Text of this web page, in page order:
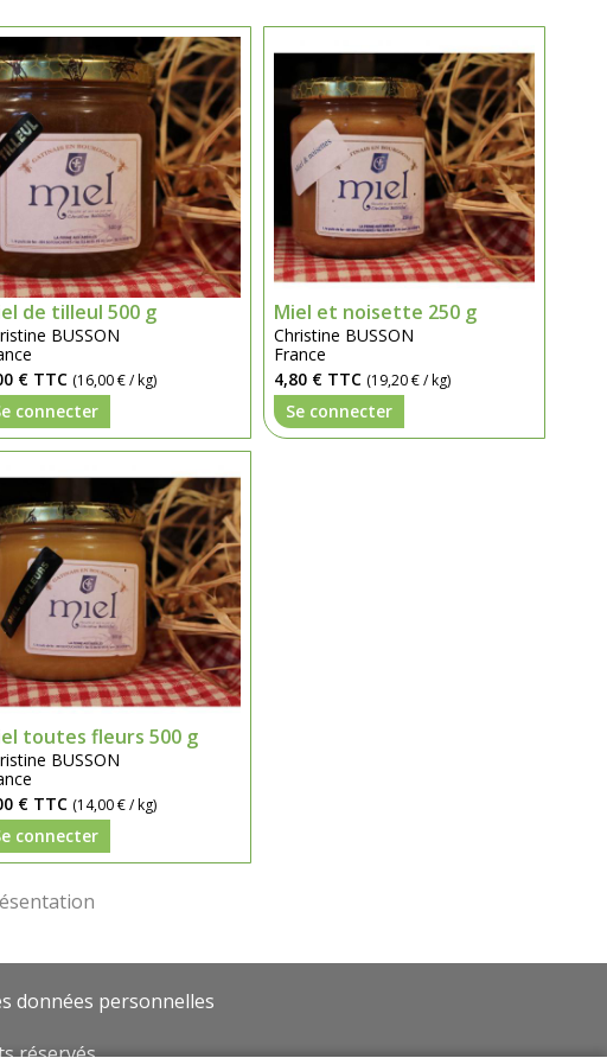
de tilleul 500 g
BUSSON
€ TTC (16,00 € / kg)
connecter
Miel et noisette 250 g
Christine BUSSON
France
4,80 € TTC (19,20 € / kg)
Se connecter
toutes fleurs 500 g
BUSSON
€ TTC (14,00 € / kg)
connecter
données personnelles